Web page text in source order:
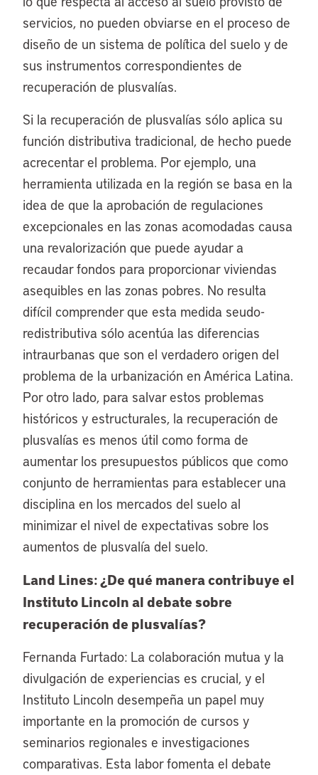
servicios, no pueden obviarse en el proceso de
diseño de un sistema de política del suelo y de
sus instrumentos correspondientes de
recuperación de plusvalías.
Si la recuperación de plusvalías sólo aplica su
función distributiva tradicional, de hecho puede
acrecentar el problema. Por ejemplo, una
herramienta utilizada en la región se basa en la
idea de que la aprobación de regulaciones
excepcionales en las zonas acomodadas causa
una revalorización que puede ayudar a
recaudar fondos para proporcionar viviendas
asequibles en las zonas pobres. No resulta
difícil comprender que esta medida seudo-
redistributiva sólo acentúa las diferencias
intraurbanas que son el verdadero origen del
problema de la urbanización en América Latina.
Por otro lado, para salvar estos problemas
históricos y estructurales, la recuperación de
plusvalías es menos útil como forma de
aumentar los presupuestos públicos que como
conjunto de herramientas para establecer una
disciplina en los mercados del suelo al
minimizar el nivel de expectativas sobre los
aumentos de plusvalía del suelo.
Land Lines: ¿De qué manera contribuye el
Instituto Lincoln al debate sobre
recuperación de plusvalías?
Fernanda Furtado: La colaboración mutua y la
divulgación de experiencias es crucial, y el
Instituto Lincoln desempeña un papel muy
importante en la promoción de cursos y
seminarios regionales e investigaciones
comparativas. Esta labor fomenta el debate